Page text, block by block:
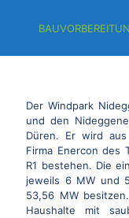
Der Windpark
und den
Düren. Er wird
Firma Enercon des
R1 bestehen. Die
jeweils 6 MW und
53,56 MW
Haushalte mit